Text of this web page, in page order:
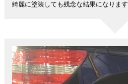
綺麗に塗装しても残念な結果になります